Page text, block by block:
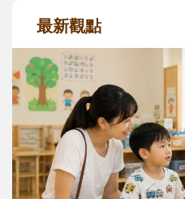
最新觀點